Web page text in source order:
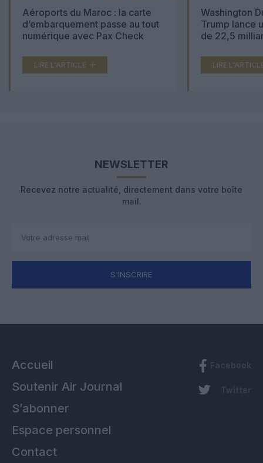
Aéroports du Maroc : la carte
d’embarquement passe au tout
numérique avec Pax Check
LIRE L'ARTICLE
Washington
Trump lance
de 22,5
LIRE
NEWSLETTER
Recevez notre actualité, directement dans votre boîte
mail.
S'INSCRIRE
Accueil
Soutenir Air Journal
S’abonner
Espace personnel
Contact